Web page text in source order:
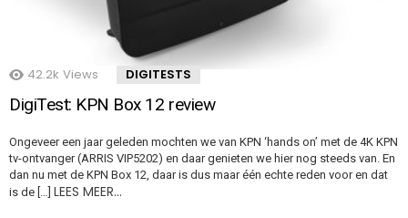
42.2k Views DIGITESTS
DigiTest: KPN Box 12 review
Ongeveer een jaar geleden mochten we van KPN ‘hands on’ met de 4K KPN
tv-ontvanger (ARRIS VIP5202) en daar genieten we hier nog steeds van. En
dan nu met de KPN Box 12, daar is dus maar één echte reden voor en dat
is de […] LEES MEER…